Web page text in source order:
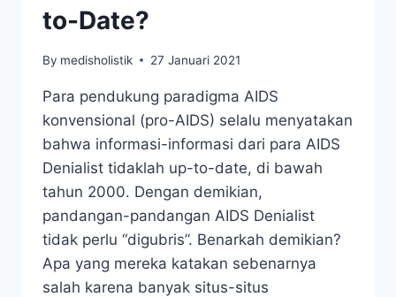
to-Date?
By medisholistik 27 Januari 2021
Para pendukung paradigma AIDS
konvensional (pro-AIDS) selalu menyatakan
bahwa informasi-informasi dari para AIDS
Denialist tidaklah up-to-date, di bawah
tahun 2000. Dengan demikian,
pandangan-pandangan AIDS Denialist
tidak perlu “digubris”. Benarkah demikian?
Apa yang mereka katakan sebenarnya
salah karena banyak situs-situs